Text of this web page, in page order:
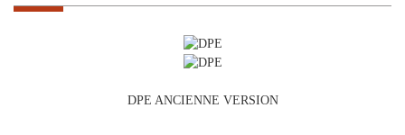
DPE ANCIENNE VERSION